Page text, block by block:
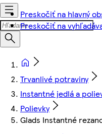
Preskočiť na hlavný
Preskočiť na
Trvanlivé potraviny
Instantné jedlá a
Polievky
Glads Instantné